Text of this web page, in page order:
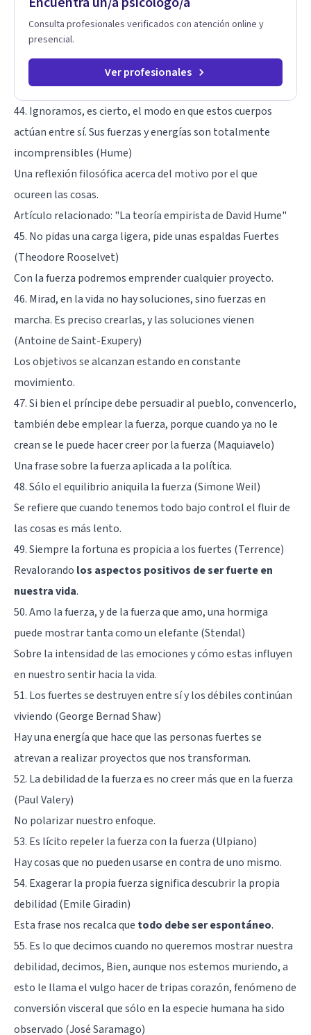
Consulta profesionales verificados con atención online y
presencial.
Ver profesionales
44. Ignoramos, es cierto, el modo en que estos cuerpos
actúan entre sí. Sus fuerzas y energías son totalmente
incomprensibles (Hume)
Una reflexión filosófica acerca del motivo por el que
ocureen las cosas.
Artículo relacionado: "La teoría empirista de David Hume"
45. No pidas una carga ligera, pide unas espaldas Fuertes
(Theodore Rooselvet)
Con la fuerza podremos emprender cualquier proyecto.
46. Mirad, en la vida no hay soluciones, sino fuerzas en
marcha. Es preciso crearlas, y las soluciones vienen
(Antoine de Saint-Exupery)
Los objetivos se alcanzan estando en constante
movimiento.
47. Si bien el príncipe debe persuadir al pueblo, convencerlo,
también debe emplear la fuerza, porque cuando ya no le
crean se le puede hacer creer por la fuerza (Maquiavelo)
Una frase sobre la fuerza aplicada a la política.
48. Sólo el equilibrio aniquila la fuerza (Simone Weil)
Se refiere que cuando tenemos todo bajo control el fluir de
las cosas es más lento.
49. Siempre la fortuna es propicia a los fuertes (Terrence)
Revalorando los aspectos positivos de ser fuerte en
nuestra vida.
50. Amo la fuerza, y de la fuerza que amo, una hormiga
puede mostrar tanta como un elefante (Stendal)
Sobre la intensidad de las emociones y cómo estas influyen
en nuestro sentir hacia la vida.
51. Los fuertes se destruyen entre sí y los débiles continúan
viviendo (George Bernad Shaw)
Hay una energía que hace que las personas fuertes se
atrevan a realizar proyectos que nos transforman.
52. La debilidad de la fuerza es no creer más que en la fuerza
(Paul Valery)
No polarizar nuestro enfoque.
53. Es lícito repeler la fuerza con la fuerza (Ulpiano)
Hay cosas que no pueden usarse en contra de uno mismo.
54. Exagerar la propia fuerza significa descubrir la propia
debilidad (Emile Giradin)
Esta frase nos recalca que todo debe ser espontáneo.
55. Es lo que decimos cuando no queremos mostrar nuestra
debilidad, decimos, Bien, aunque nos estemos muriendo, a
esto le llama el vulgo hacer de tripas corazón, fenómeno de
conversión visceral que sólo en la especie humana ha sido
observado (José Saramago)